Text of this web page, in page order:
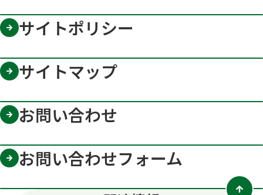
サイトポリシー
サイトマップ
お問い合わせ
お問い合わせフォーム